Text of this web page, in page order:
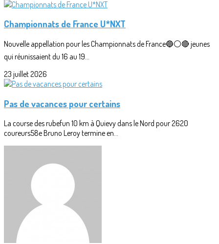
Championnats de France U*NXT
Nouvelle appellation pour les Championnats de France🔵⚪🔴 jeunes
qui réunissaient du 16 au 19...
23 juillet 2026
Pas de vacances pour certains
La course des rubefun 10 km à Quievy dans le Nord pour 2620
coureurs58e Bruno Leroy termine en...